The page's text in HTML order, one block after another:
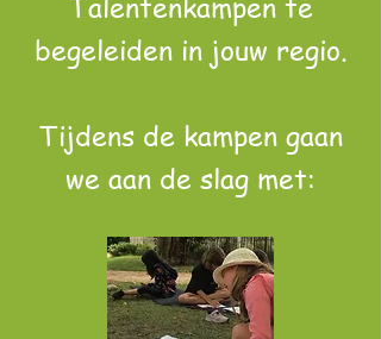
Talentenkampen te
begeleiden in jouw regio.
Tijdens de kampen gaan
we aan de slag met: